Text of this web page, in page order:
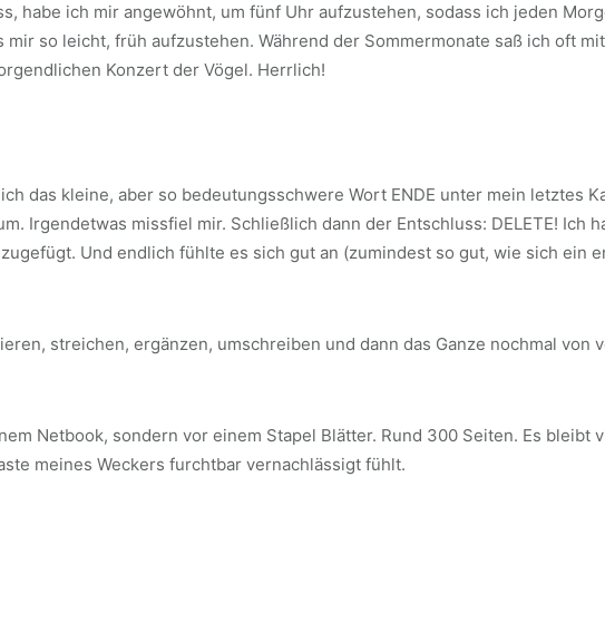
habe ich mir angewöhnt, um fünf Uhr aufzustehen, sodass ich jeden
so leicht, früh aufzustehen. Während der Sommermonate saß ich oft
Konzert der Vögel. Herrlich!
das kleine, aber so bedeutungsschwere Wort ENDE unter mein letztes
Irgendetwas missfiel mir. Schließlich dann der Entschluss: DELETE! Ich
Und endlich fühlte es sich gut an (zumindest so gut, wie sich ein
streichen, ergänzen, umschreiben und dann das Ganze nochmal von
Netbook, sondern vor einem Stapel Blätter. Rund 300 Seiten. Es bleibt
meines Weckers furchtbar vernachlässigt fühlt.